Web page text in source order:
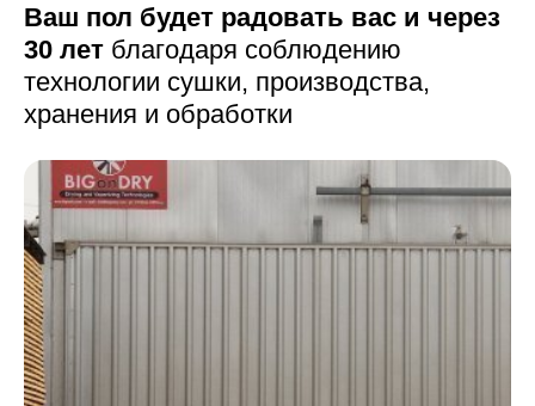
Ваш пол будет радовать вас и через
30 лет благодаря соблюдению
технологии сушки, производства,
хранения и обработки